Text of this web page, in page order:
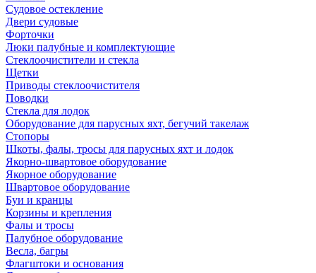
Судовое остекление
Двери судовые
Форточки
Люки палубные и комплектующие
Стеклоочистители и стекла
Щетки
Приводы стеклоочистителя
Поводки
Стекла для лодок
Оборудование для парусных яхт, бегучий такелаж
Стопоры
Шкоты, фалы, тросы для парусных яхт и лодок
Якорно-швартовое оборудование
Якорное оборудование
Швартовое оборудование
Буи и кранцы
Корзины и крепления
Фалы и тросы
Палубное оборудование
Весла, багры
Флагштоки и основания